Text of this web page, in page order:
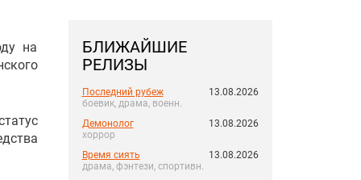
БЛИЖАЙШИЕ
РЕЛИЗЫ
Последний рубеж
боевик, драма, военн.
13.08.2026
Демонолог
хоррор
13.08.2026
Время сиять
драма, фэнтези, спортивн.
13.08.2026
на